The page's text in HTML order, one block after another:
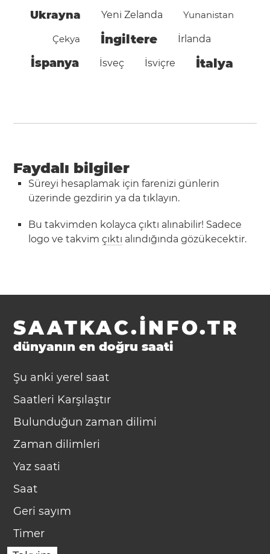
Ukrayna Yeni Zelanda Yunanistan
Çekya İngiltere İrlanda
İspanya İsveç İsviçre İtalya
Faydalı bilgiler
Süreyi hesaplamak için farenizi günlerin
üzerinde gezdirin ya da tıklayın.
Bu takvimden kolayca çıktı alınabilir! Sadece
logo ve takvimçıktı alındığında gözükecektir.
SAATKAC.INFO.TR
dünyanın en doğru saati
Şu anki yerel saat
Saatleri Karşılaştır
Bulunduğun zaman dilimi
Zaman dilimleri
Yaz saati
Saat
Geri sayım
Timer